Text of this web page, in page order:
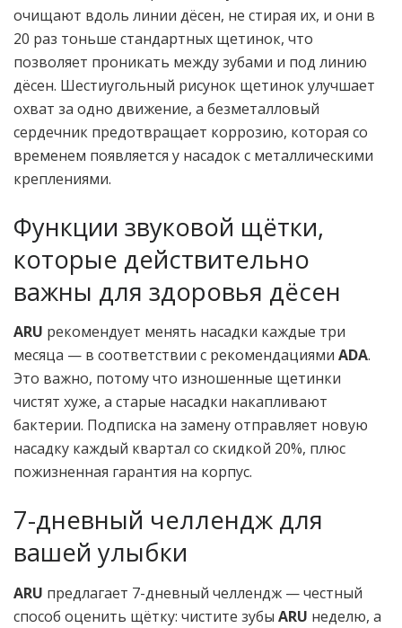
очищают вдоль линии дёсен, не стирая их, и они в
20 раз тоньше стандартных щетинок, что
позволяет проникать между зубами и под линию
дёсен. Шестиугольный рисунок щетинок улучшает
охват за одно движение, а безметалловый
сердечник предотвращает коррозию, которая со
временем появляется у насадок с металлическими
креплениями.
Функции звуковой щётки,
которые действительно
важны для здоровья дёсен
ARU рекомендует менять насадки каждые три
месяца — в соответствии с рекомендациями ADA.
Это важно, потому что изношенные щетинки
чистят хуже, а старые насадки накапливают
бактерии. Подписка на замену отправляет новую
насадку каждый квартал со скидкой 20%, плюс
пожизненная гарантия на корпус.
7-дневный челлендж для
вашей улыбки
ARU предлагает 7-дневный челлендж — честный
способ оценить щётку: чистите зубы ARU неделю, а